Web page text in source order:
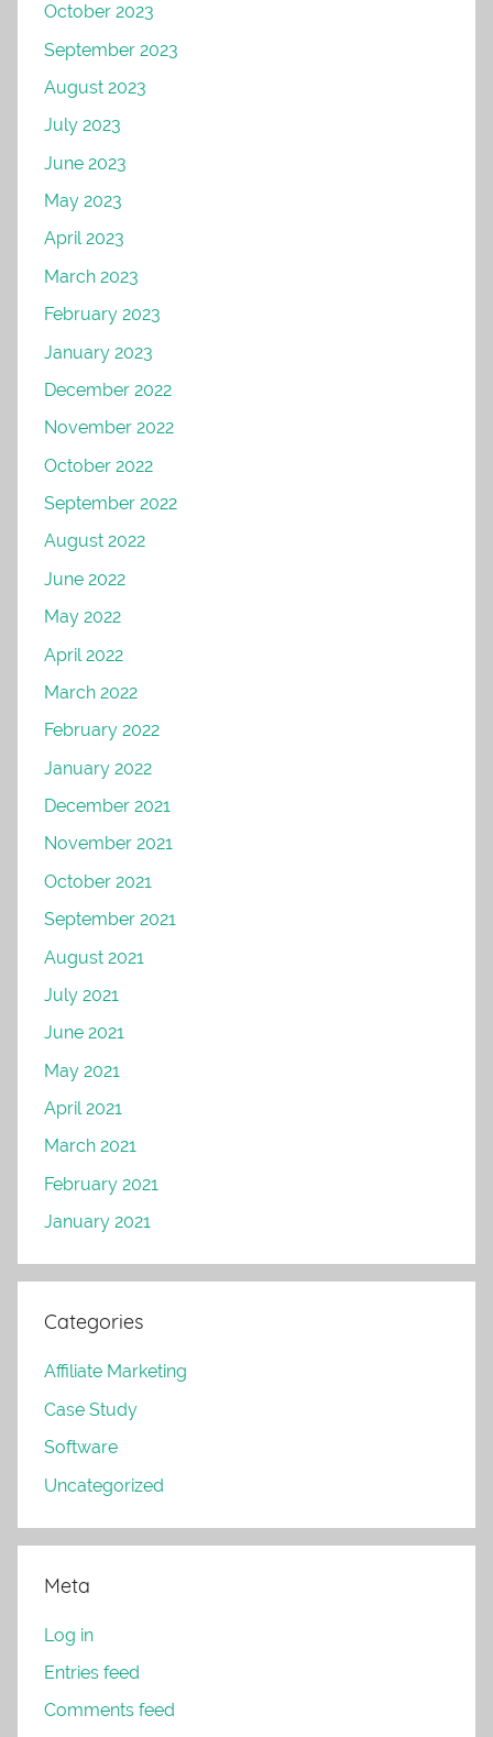
October 2023
September 2023
August 2023
July 2023
June 2023
May 2023
April 2023
March 2023
February 2023
January 2023
December 2022
November 2022
October 2022
September 2022
August 2022
June 2022
May 2022
April 2022
March 2022
February 2022
January 2022
December 2021
November 2021
October 2021
September 2021
August 2021
July 2021
June 2021
May 2021
April 2021
March 2021
February 2021
January 2021
Categories
Affiliate Marketing
Case Study
Software
Uncategorized
Meta
Log in
Entries feed
Comments feed